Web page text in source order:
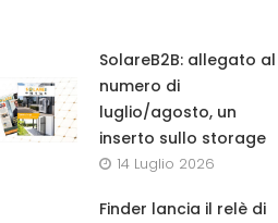
SolareB2B: allegato al
numero di
luglio/agosto, un
inserto sullo storage
14 Luglio 2026
Finder lancia il relè di